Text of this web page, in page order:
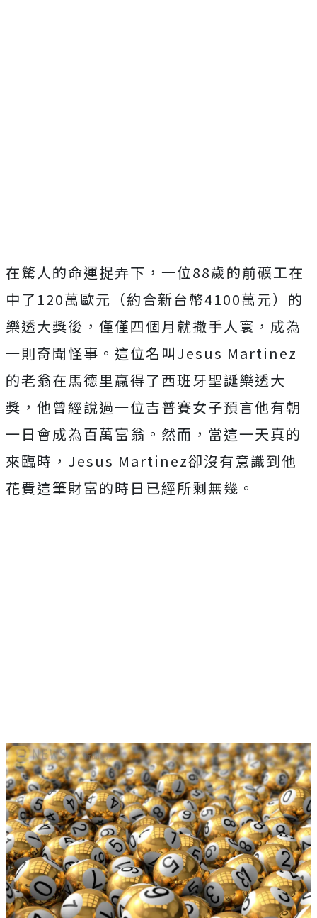
在驚人的命運捉弄下，一位88歲的前礦工在
中了120萬歐元（約合新台幣4100萬元）的
樂透大獎後，僅僅四個月就撒手人寰，成為
一則奇聞怪事。這位名叫Jesus Martinez
的老翁在馬德里贏得了西班牙聖誕樂透大
獎，他曾經說過一位吉普賽女子預言他有朝
一日會成為百萬富翁。然而，當這一天真的
來臨時，Jesus Martinez卻沒有意識到他
花費這筆財富的時日已經所剩無幾。